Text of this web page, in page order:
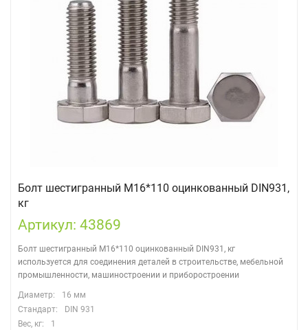
Болт шестигранный М16*110 оцинкованный DIN931,
кг
Артикул: 43869
Болт шестигранный М16*110 оцинкованный DIN931, кг
используется для соединения деталей в строительстве, мебельной
промышленности, машиностроении и приборостроении
Диаметр:
16 мм
Стандарт:
DIN 931
Вес, кг:
1